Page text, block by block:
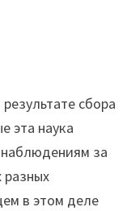
сбора
эта наука
за
в этом деле